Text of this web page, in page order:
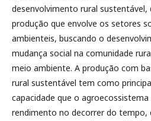
desenvolvimento rural sustentável,
produção que envolve os setores
ambienteis, buscando o
mudança social na comunidade
meio ambiente. A produção com
rural sustentável tem como
capacidade que o
rendimento no decorrer do tempo,